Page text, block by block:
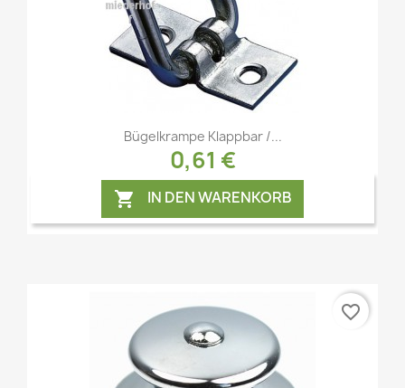
Vorschau
Bügelkrampe Klappbar /...
0,61 €
 IN DEN WARENKORB
favorite_border